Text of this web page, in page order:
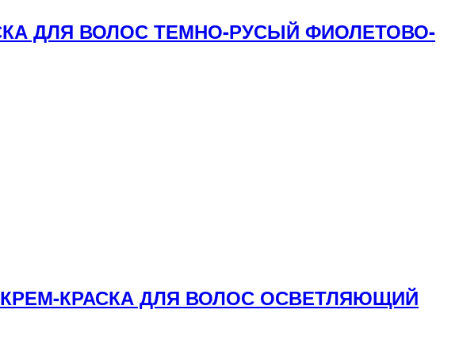
ДЛЯ ВОЛОС ТЕМНО-РУСЫЙ ФИОЛЕТОВО-
КРЕМ-КРАСКА ДЛЯ ВОЛОС ОСВЕТЛЯЮЩИЙ